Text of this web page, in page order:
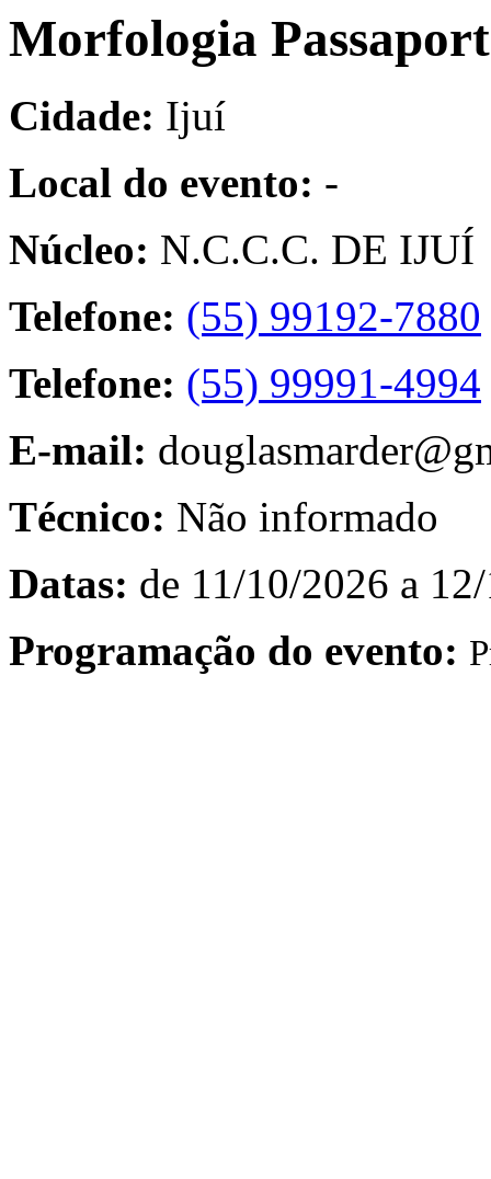
Morfologia
Cidade: Ijuí
Local do evento: -
Núcleo: N.C.C.C. DE IJUÍ
Telefone: (55) 99192-7880
Telefone: (55) 99991-4994
E-mail:
Técnico: Não informado
Datas: de 11/10/2026 a
Programação do evento: